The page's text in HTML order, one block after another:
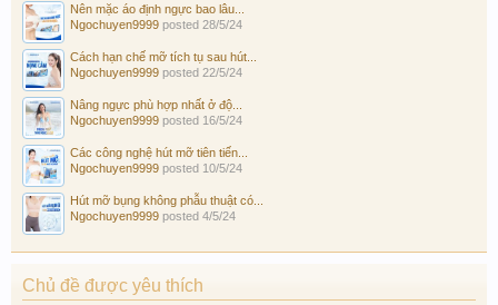
Nên mặc áo định ngực bao lâu...
Ngochuyen9999 posted 28/5/24
Cách hạn chế mỡ tích tụ sau hút...
Ngochuyen9999 posted 22/5/24
Nâng ngực phù hợp nhất ở độ...
Ngochuyen9999 posted 16/5/24
Các công nghệ hút mỡ tiên tiến...
Ngochuyen9999 posted 10/5/24
Hút mỡ bụng không phẫu thuật có...
Ngochuyen9999 posted 4/5/24
Chủ đề được yêu thích